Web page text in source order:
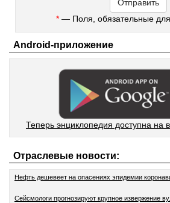
* — Поля, обязательные
Android-приложение
Теперь энциклопедия доступна
Отраслевые новости:
Нефть дешевеет на опасениях эпидемии
Сейсмологи прогнозируют крупное извержение